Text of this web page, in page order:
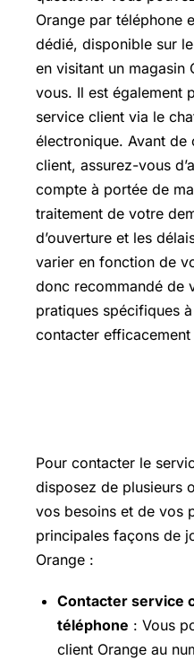
Orange par téléphone
dédié, disponible sur
en visitant un magasin
vous. Il est également
service client via le
électronique. Avant de
client, assurez-vous
compte à portée de
traitement de votre
d’ouverture et les
varier en fonction de
donc recommandé de
pratiques spécifiques
contacter
Pour contacter le
disposez de plusieurs
vos besoins et de vos
principales façons de
Orange :
Contacter service
téléphone : Vous
client Orange au